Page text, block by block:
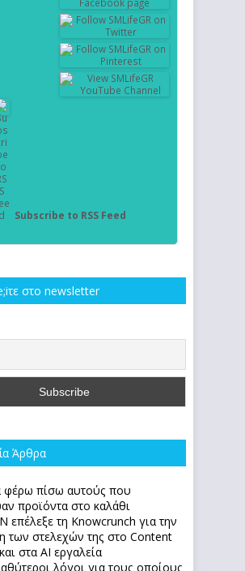
Subscribe to RSS Feed
στο newsletter
Άρθρα
πίσω αυτούς που
προϊόντα στο καλάθι
επέλεξε τη Knowcrunch για την
των στελεχών της στο Content
στα AI εργαλεία
λόγοι για τους οποίους